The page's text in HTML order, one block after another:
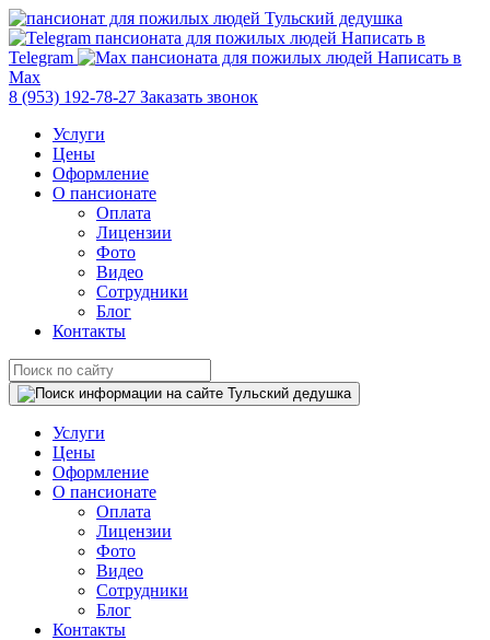
Написать в
Telegram
Написать в
Max
8 (953) 192-78-27 Заказать звонок
Услуги
Цены
Оформление
О пансионате
Оплата
Лицензии
Фото
Видео
Сотрудники
Блог
Контакты
Услуги
Цены
Оформление
О пансионате
Оплата
Лицензии
Фото
Видео
Сотрудники
Блог
Контакты